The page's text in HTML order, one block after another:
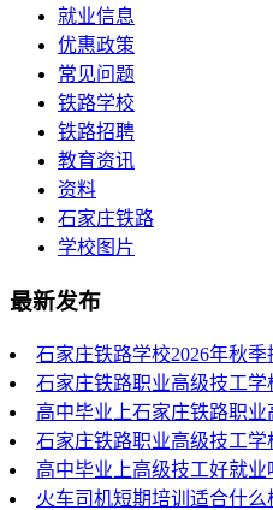
就业信息
优惠政策
常见问题
铁路学校
铁路招聘
教育资讯
资料
石家庄铁路
学校图片
最新发布
石家庄铁路学校2026年秋季
石家庄铁路职业高级技工学
高中毕业上石家庄铁路职
石家庄铁路职业高级技工学
高中毕业上高级技工好就业
火车司机短期培训适合什么